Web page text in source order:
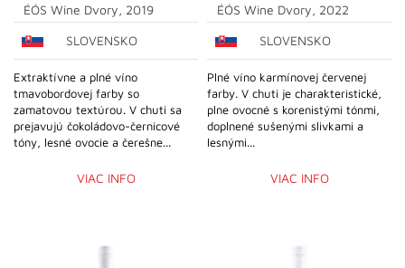
ÉÓS Wine Dvory, 2019
SLOVENSKO
Extraktívne a plné víno
tmavobordovej farby so
zamatovou textúrou. V chuti sa
prejavujú čokoládovo-černicové
tóny, lesné ovocie a čerešne...
VIAC INFO
ÉÓS Wine Dvory, 2022
SLOVENSKO
Plné víno karmínovej červenej
farby. V chuti je charakteristické,
plne ovocné s korenistými tónmi,
doplnené sušenými slivkami a
lesnými...
VIAC INFO